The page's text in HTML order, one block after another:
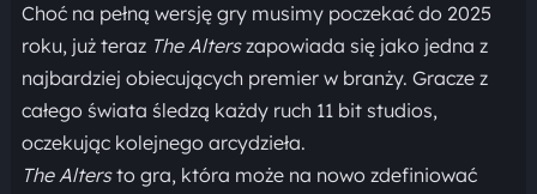
Choć na pełną wersję gry musimy poczekać do 2025
roku, już teraz The Alterszapowiada się jako jedna z
najbardziej obiecujących premier w branży. Gracze z
całego świata śledzą każdy ruch 11 bit studios,
oczekując kolejnego arcydzieła.
The Altersto gra, która może na nowo zdefiniować